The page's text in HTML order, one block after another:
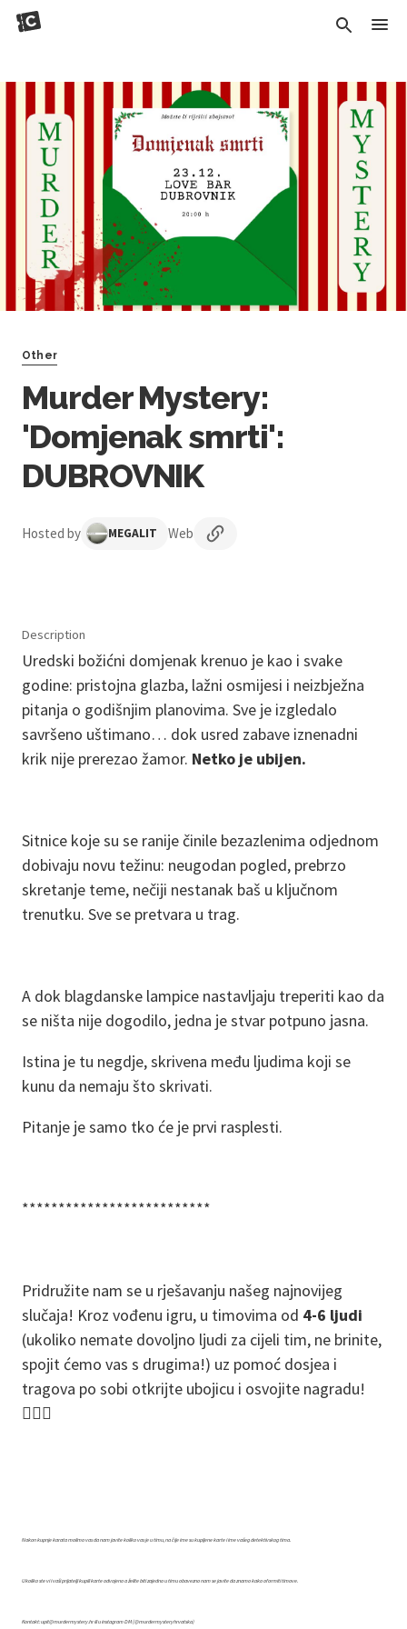
Other
Murder Mystery:
'Domjenak smrti':
DUBROVNIK
Hosted by MEGALIT Web
Description
Uredski božićni domjenak krenuo je kao i svake
godine: pristojna glazba, lažni osmijesi i neizbježna
pitanja o godišnjim planovima. Sve je izgledalo
savršeno uštimano… dok usred zabave iznenadni
krik nije prerezao žamor. Netko je ubijen.
Sitnice koje su se ranije činile bezazlenima odjednom
dobivaju novu težinu: neugodan pogled, prebrzo
skretanje teme, nečiji nestanak baš u ključnom
trenutku. Sve se pretvara u trag.
A dok blagdanske lampice nastavljaju treperiti kao da
se ništa nije dogodilo, jedna je stvar potpuno jasna.
Istina je tu negdje, skrivena među ljudima koji se
kunu da nemaju što skrivati.
Pitanje je samo tko će je prvi rasplesti.
**************************
Pridružite nam se u rješavanju našeg najnovijeg
slučaja! Kroz vođenu igru, u timovima od 4-6 ljudi
(ukoliko nemate dovoljno ljudi za cijeli tim, ne brinite,
spojit ćemo vas s drugima!) uz pomoć dosjea i
tragova po sobi otkrijte ubojicu i osvojite nagradu!
🕵️‍♀️✨
Nakon kupnje karata molimo vas da nam javite koliko vas je u timu, na čije ime su kupljene karte i ime vašeg detektivskog tima.
Ukoliko ste vi i vaši prijatelji kupili karte odvojeno a želite biti zajedno u timu obavezno nam se javite da znamo kako oformiti timove.
Kontakt: upit@murdermystery.hr ili u instagram DM (@murdermysteryhrvatska)